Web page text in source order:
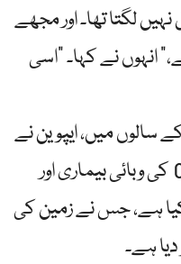
لگتا تھا۔ اور مجھے
انہوں نے کہا۔ "اسی
سالوں میں، ایپوین نے
2025 اور 2026 میں COVID-19 کی وبائی بیماری اور
ہے، جس نے زمین کی
ہے۔